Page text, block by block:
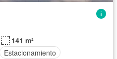
141 m²
Estacionamiento